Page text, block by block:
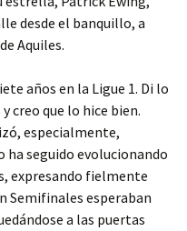
desde el banquillo, a
Aquiles.
años en la Ligue 1. Di lo
creo que lo hice bien.
especialmente,
ha seguido evolucionando
expresando fielmente
Semifinales esperaban
a las puertas